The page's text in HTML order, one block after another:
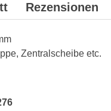
Rezensionen
Zentralscheibe etc.